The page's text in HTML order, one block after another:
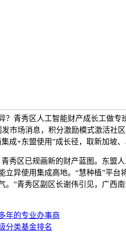
？青秀区人工智能财产成长工做
市场消息，积分激励模式激活社
成+东盟使用”成长径，取新加坡
区已规画新的财产蓝图。东盟人
立异使用集成高地。“慧种植”平
。”青秀区副区长谢伟引见，广西
年的专业办事商
分类基金排名